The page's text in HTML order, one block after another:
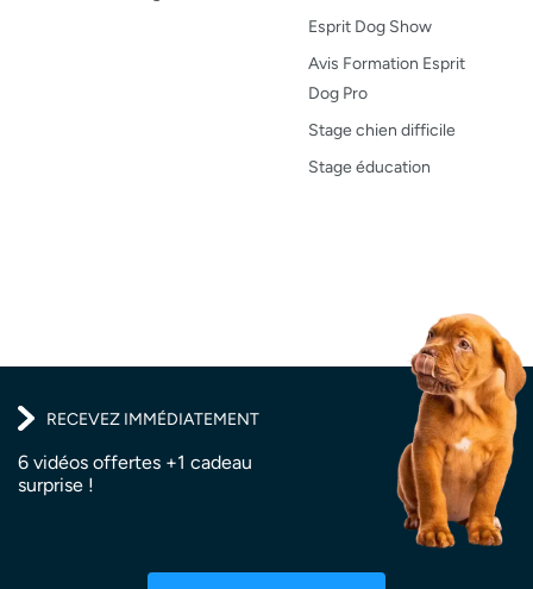
Esprit Dog Show
Avis Formation Esprit
Dog Pro
Stage chien difficile
Stage éducation
RECEVEZ IMMÉDIATEMENT
6 vidéos offertes +1 cadeau
surprise !